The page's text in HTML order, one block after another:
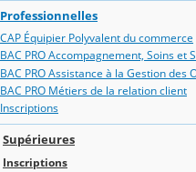
Professionnelles
CAP Équipier Polyvalent du commerce
BAC PRO Accompagnement, Soins et
BAC PRO Assistance à la Gestion
BAC PRO Métiers de la relation client
Inscriptions
Supérieures
Inscriptions